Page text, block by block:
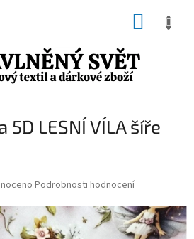
LESNÍ VÍLA šíře
Podrobnosti hodnocení